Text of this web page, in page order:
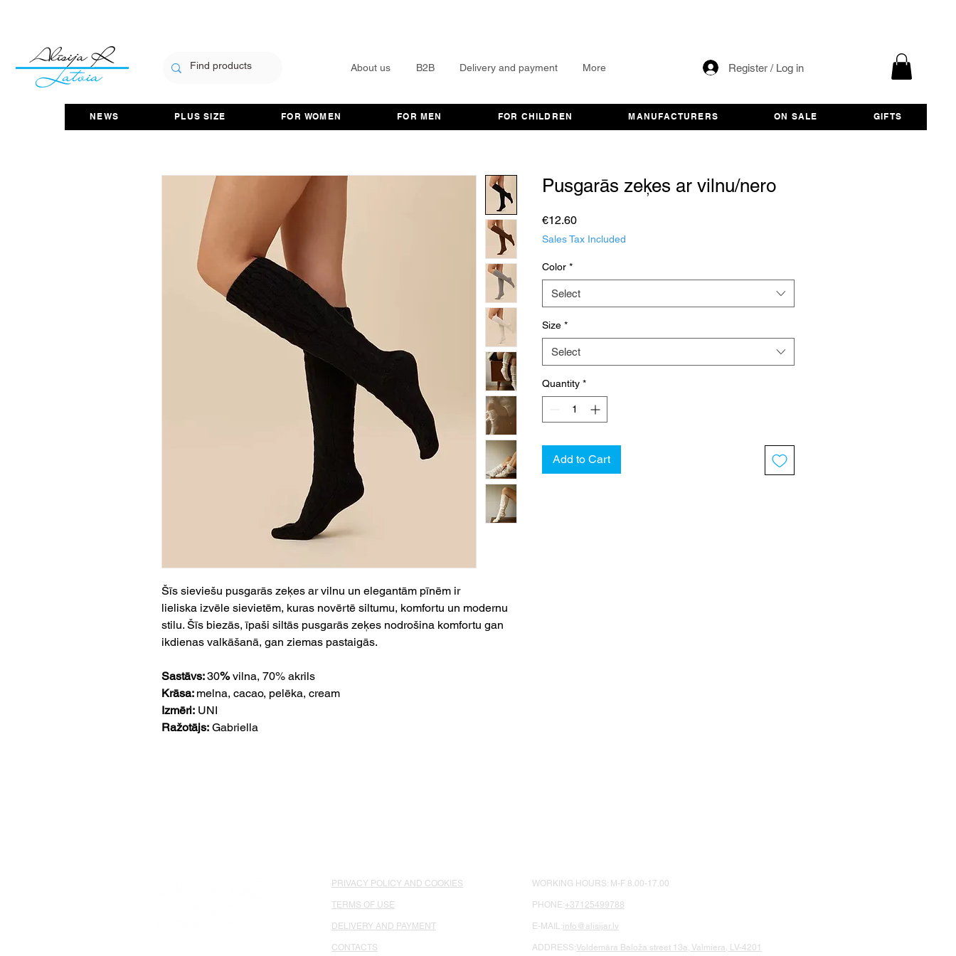
About us B2B Delivery and payment More Register / Log in
NEWS PLUS SIZE FOR WOMEN FOR MEN FOR CHILDREN MANUFACTURERS ON SALE GIFTS
Šīs sieviešu pusgarās zeķes ar vilnu un elegantām pīnēm ir
lieliska izvēle sievietēm, kuras novērtē siltumu, komfortu un modernu
stilu. Šīs biezās, īpaši siltās pusgarās zeķes nodrošina komfortu gan
ikdienas valkāšanā, gan ziemas pastaigās.
Sastāvs:30%vilna, 70% akrils
Krāsa: melna, cacao, pelēka, cream
Izmēri: UNI
Ražotājs: Gabriella
Pusgarās zeķes ar vilnu/nero
€12.60Price
Sales Tax Included
Color *
Select
Size *
Select
Quantity *
Add to Cart
PRIVACY POLICY AND COOKIES
TERMS OF USE
DELIVERY AND PAYMENT
CONTACTS
WORKING HOURS: M-F 8.00-17.00
PHONE:+37125499788
E-MAIL:info@alisijar.lv
ADDRESS:Voldemāra Baloža street 13a, Valmiera, LV-4201